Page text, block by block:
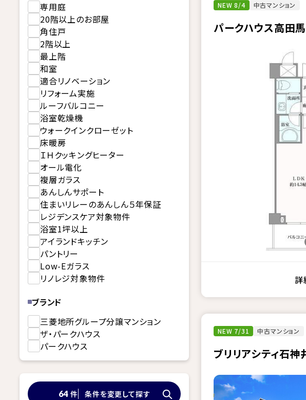
専用庭
20階以上のお部屋
角住戸
2階以上
最上階
和室
適合リノベーション
リフォーム実施
ルーフバルコニー
浴室乾燥機
ウォークインクローゼット
床暖房
ＩＨクッキングヒーター
オール電化
複層ガラス
あんしんサポート
住まいリレーのあんしん５年保証
レジデンスケア対象物件
浴室1坪以上
アイランドキッチン
パントリー
Low-Eガラス
リノレジ対象物件
ブランド
三菱地所グループ分譲マンション
ザ・パークハウス
パークハウス
64 件 条件を変更して探す
NEW 8/4 中古マンション
パークハウス高田
詳
NEW 7/31 中古マンション
ブリリアシティ石